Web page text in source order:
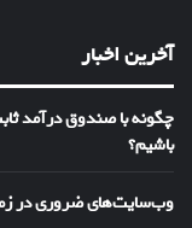
آخرین اخبار
چگونه با صندوق درآمد
باشیم؟
وب‌سایت‌های ضروری در